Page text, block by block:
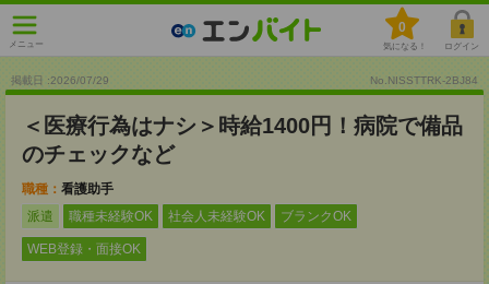
メニュー
0
気になる！ ログイン
掲載日 :2026/07/29 No.NISSTTRK-2BJ84
＜医療行為はナシ＞時給1400円！病院で備品
のチェックなど
職種： 看護助手
派遣
職種未経験OK 社会人未経験OK ブランクOK
WEB登録・面接OK